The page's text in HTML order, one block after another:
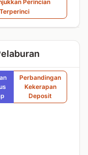
Terperinci
Perbandingan
Kekerapan
Deposit